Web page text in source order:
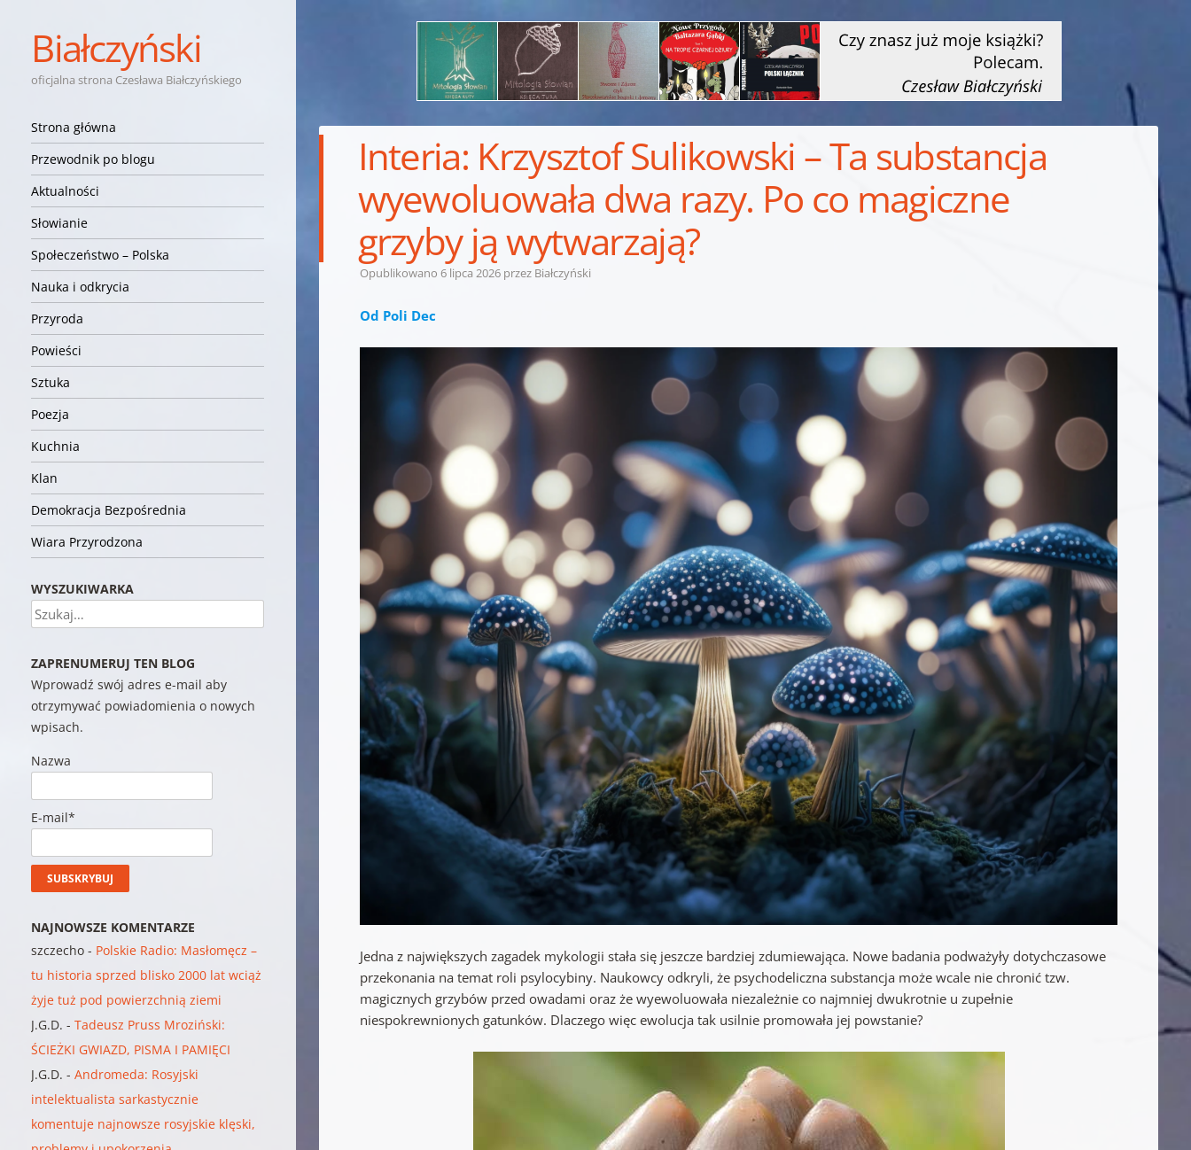
Białczyński
oficjalna strona Czesława Białczyńskiego
Nawigacja
Przejdź do treści
Strona główna
Przewodnik po blogu
Aktualności
Słowianie
Społeczeństwo – Polska
Nauka i odkrycia
Przyroda
Powieści
Sztuka
Poezja
Kuchnia
Klan
Demokracja Bezpośrednia
Wiara Przyrodzona
Interia: Krzysztof Sulikowski – Ta substancja
wyewoluowała dwa razy. Po co magiczne
grzyby ją wytwarzają?
Opublikowano6 lipca 2026 przez Białczyński
Od Poli Dec
Jedna z największych zagadek mykologii stała się jeszcze bardziej zdumiewająca. Nowe badania podważyły dotychczasowe
przekonania na temat roli psylocybiny. Naukowcy odkryli, że psychodeliczna substancja może wcale nie chronić tzw.
magicznych grzybów przed owadami oraz że wyewoluowała niezależnie co najmniej dwukrotnie u zupełnie
niespokrewnionych gatunków. Dlaczego więc ewolucja tak usilnie promowała jej powstanie?
WYSZUKIWARKA
Szukaj
ZAPRENUMERUJ TEN BLOG
Wprowadź swój adres e-mail aby
otrzymywać powiadomienia o nowych
wpisach.
Nazwa
E-mail*
NAJNOWSZE KOMENTARZE
szczecho - Polskie Radio: Masłomęcz –
tu historia sprzed blisko 2000 lat wciąż
żyje tuż pod powierzchnią ziemi
J.G.D. -Tadeusz Pruss Mroziński:
ŚCIEŻKI GWIAZD, PISMA I PAMIĘCI
J.G.D. -Andromeda: Rosyjski
intelektualista sarkastycznie
komentuje najnowsze rosyjskie klęski,